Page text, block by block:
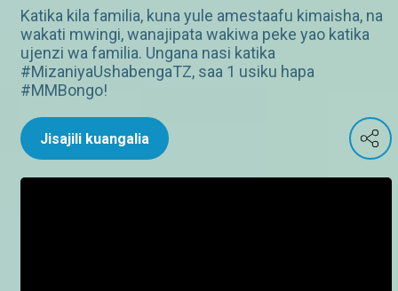
Katika kila familia, kuna yule amestaafu kimaisha, na
wakati mwingi, wanajipata wakiwa peke yao katika
ujenzi wa familia. Ungana nasi katika
#MizaniyaUshabengaTZ, saa 1 usiku hapa
#MMBongo!
Jisajili kuangalia